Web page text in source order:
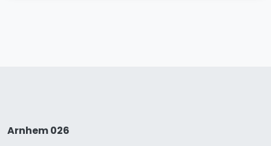
Arnhem 026